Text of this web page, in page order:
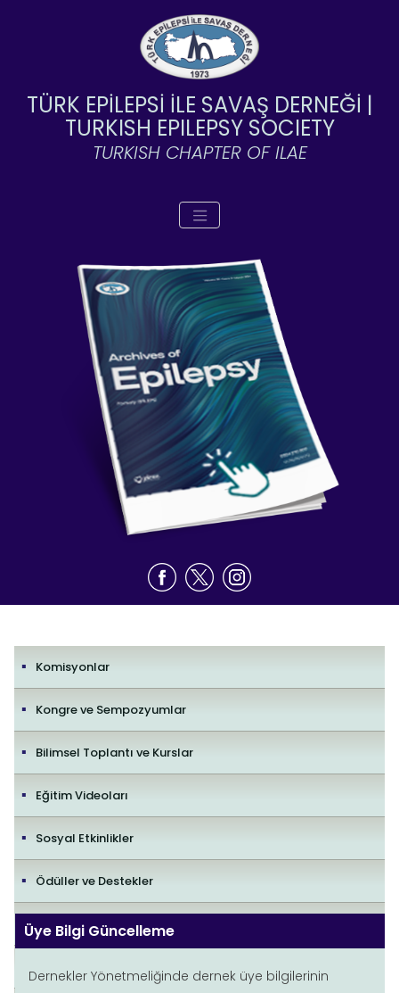
TÜRK EPİLEPSİ İLE SAVAŞ DERNEĞİ |
TURKISH EPILEPSY SOCIETY
TURKISH CHAPTER OF ILAE
Komisyonlar
Kongre ve Sempozyumlar
Bilimsel Toplantı ve Kurslar
Eğitim Videoları
Sosyal Etkinlikler
Ödüller ve Destekler
İletişim
Yayıncılık Politikaları
Üye Bilgi Güncelleme
Dernekler Yönetmeliğinde dernek üye bilgilerinin